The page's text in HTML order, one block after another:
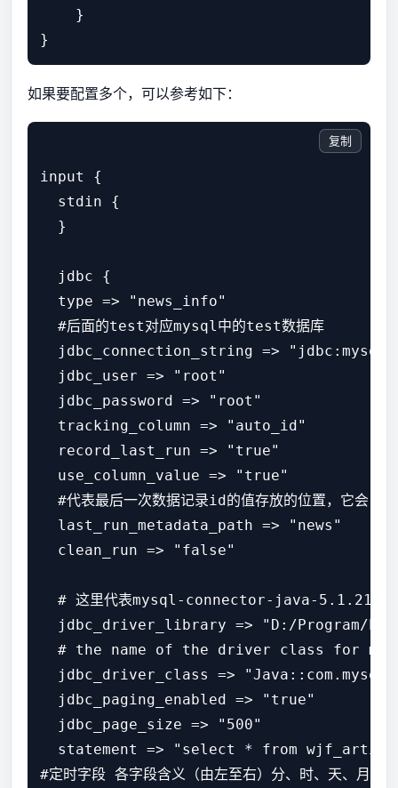
    }
如果要配置多个，可以参考如下：
input {
  stdin {
  }
  jdbc {
  type => "news_info"
  #后面的test对应mysql中的test数据库
jdbc_connection_string =>
  jdbc_user => "root"
  jdbc_password => "root"
  tracking_column => "auto_id"
  record_last_run => "true"
  use_column_value => "true"
#代表最后一次数据记录id的值存放的位置，它会自
  last_run_metadata_path => "news"
  clean_run => "false"
# 这里代表mysql-connector-java-
jdbc_driver_library => "D:/Program/
# the name of the driver class for
jdbc_driver_class =>
  jdbc_paging_enabled => "true"
  jdbc_page_size => "500"
statement => "select * from
#定时字段 各字段含义（由左至右）分、时、天、月、
复制